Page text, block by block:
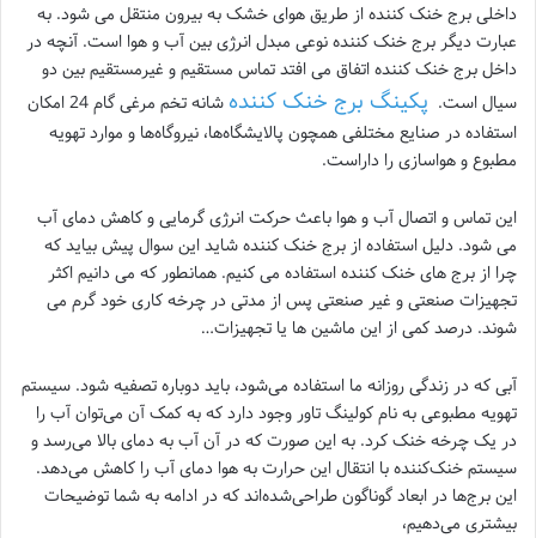
داخلی برج خنک کننده از طریق هوای خشک به بیرون منتقل می شود. به
عبارت دیگر برج خنک کننده نوعی مبدل انرژی بین آب و هوا است. آنچه در
داخل برج خنک کننده اتفاق می افتد تماس مستقیم و غیرمستقیم بین دو
سیال است. پکینگ برج خنک کننده
شانه تخم مرغی گام 24 امکان
استفاده در صنایع مختلفی همچون پالایشگاه‌ها، نیروگاه‌ها و موارد تهویه
مطبوع و هواسازی را داراست.
این تماس و اتصال آب و هوا باعث حرکت انرژی گرمایی و کاهش دمای آب
می شود. دلیل استفاده از برج خنک کننده شاید این سوال پیش بیاید که
چرا از برج های خنک کننده استفاده می کنیم. همانطور که می دانیم اکثر
تجهیزات صنعتی و غیر صنعتی پس از مدتی در چرخه کاری خود گرم می
شوند. درصد کمی از این ماشین ها یا تجهیزات…
آبی که در زندگی روزانه ما استفاده می‌شود، باید دوباره تصفیه شود. سیستم
تهویه ‌مطبوعی به نام کولینگ تاور وجود دارد که به کمک آن می‌توان آب را
در یک چرخه خنک کرد. به این صورت که در آن آب به دمای بالا می‌رسد و
سیستم خنک‌کننده با انتقال این حرارت به هوا دمای آب را کاهش می‌دهد.
این برج‌ها در ابعاد گوناگون طراحی‌شده‌اند که در ادامه به شما توضیحات
بیشتری می‌دهیم،